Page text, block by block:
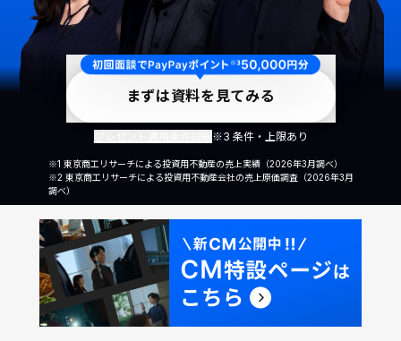
まずは資料を見てみる
※3 条件・上限あり
※1 東京商工リサーチによる投資用不動産の売上実績（2026年3月調べ）
※2 東京商工リサーチによる投資用不動産会社の売上原価調査（2026年3月
調べ）